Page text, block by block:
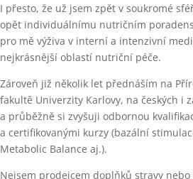
I přesto, že už jsem zpět v soukromé
opět individuálnímu nutričním
pro mě výživa v interní a intenzivní
nejkrásnější oblastí nutriční péče.
Zároveň již několik let přednáším na
fakultě Univerzity Karlovy, na českých i
a průběžně si zvyšuji odbornou
a certifikovanými kurzy (bazální
Metabolic Balance aj.).
Nejsem prodejcem doplňků stravy